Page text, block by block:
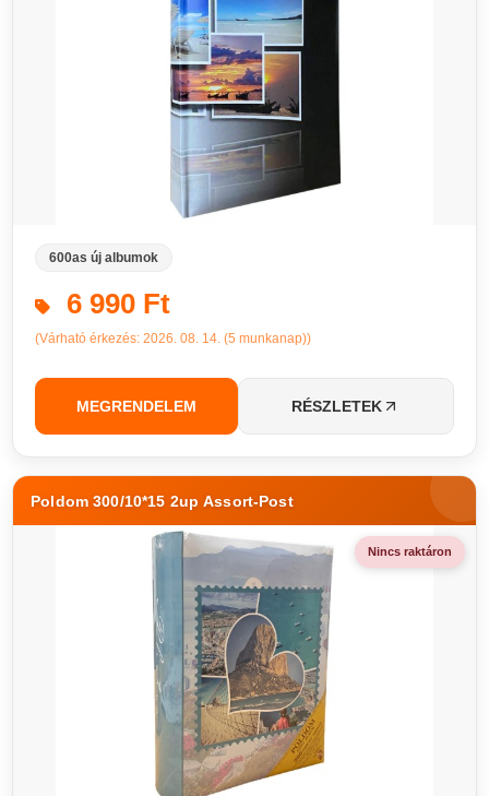
600as új albumok
6 990 Ft
(Várható érkezés: 2026. 08. 14. (5 munkanap))
MEGRENDELEM RÉSZLETEK
Poldom 300/10*15 2up Assort-Post
Nincs raktáron